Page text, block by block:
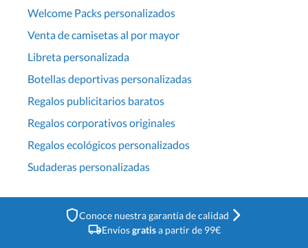
Welcome Packs personalizados
Venta de camisetas al por mayor
Libreta personalizada
Botellas deportivas personalizadas
Regalos publicitarios baratos
Regalos corporativos originales
Regalos ecológicos personalizados
Sudaderas personalizadas
Conoce nuestra garantía de calidad
Envíosgratisa partir de 99€